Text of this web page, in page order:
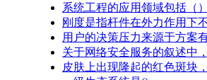
系统工程的应用领域包括（）
刚度是指杆件在外力作用下
用户的决策压力来源于方案
关于网络安全服务的叙述中
皮肤上出现隆起的红色斑块